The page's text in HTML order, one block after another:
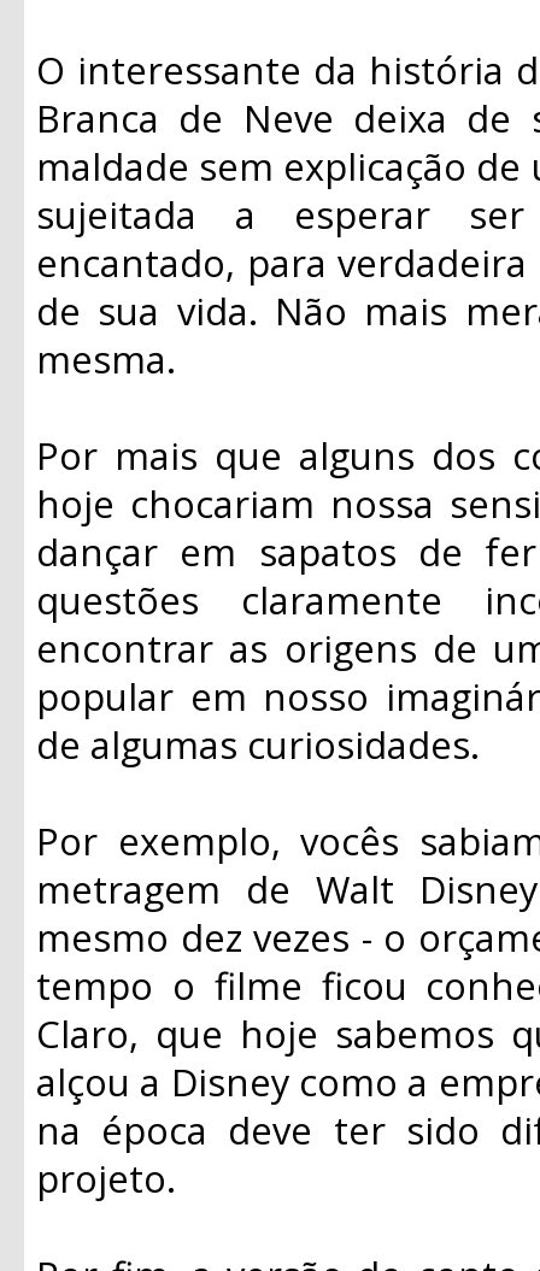
O interessante da história
Branca de Neve deixa de
maldade sem explicação
sujeitada a esperar
encantado, para
de sua vida. Não mais
mesma.
Por mais que alguns dos
hoje chocariam nossa
dançar em sapatos de
questões claramente
encontrar as origens de
popular em nosso
de algumas curiosidades.
Por exemplo, vocês
metragem de Walt
mesmo dez vezes - o
tempo o filme ficou
Claro, que hoje sabemos
alçou a Disney como a
na época deve ter sido
projeto.